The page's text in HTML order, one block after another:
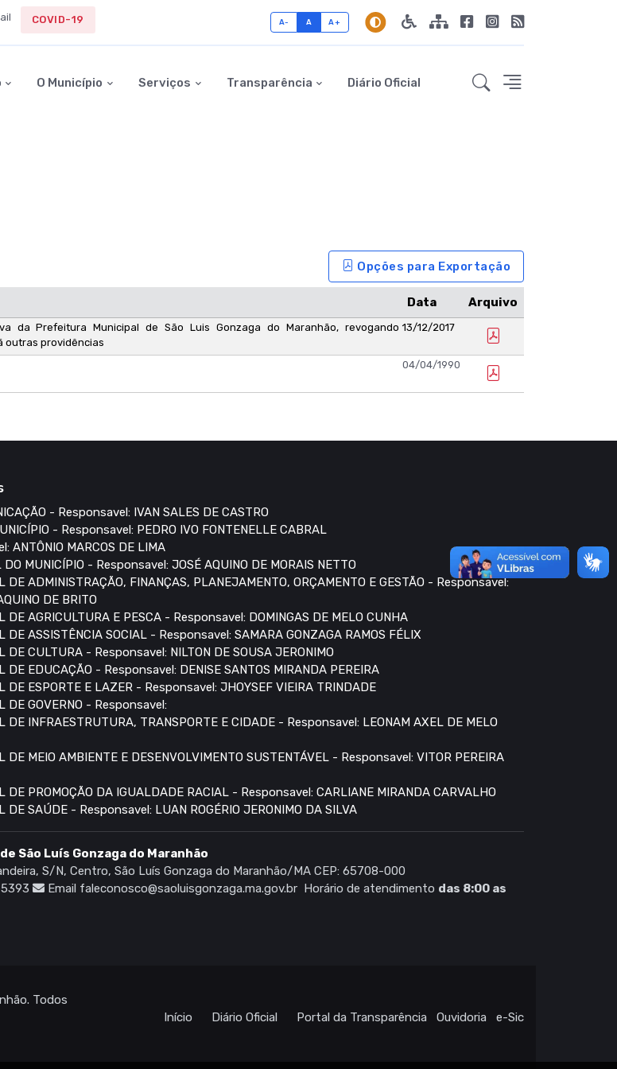
COVID-19 A- A A+
O Município Serviços Transparência Diário Oficial
Opções para Exportação
Data Arquivo
da Prefeitura Municipal de São Luis Gonzaga do Maranhão, revogando
outras providências
13/12/2017
04/04/1990
- Responsavel: IVAN SALES DE CASTRO
- Responsavel: PEDRO IVO FONTENELLE CABRAL
ANTÔNIO MARCOS DE LIMA
DO MUNICÍPIO - Responsavel: JOSÉ AQUINO DE MORAIS NETTO
DE ADMINISTRAÇÃO, FINANÇAS, PLANEJAMENTO, ORÇAMENTO E GESTÃO - Responsavel:
DE BRITO
DE AGRICULTURA E PESCA - Responsavel: DOMINGAS DE MELO CUNHA
DE ASSISTÊNCIA SOCIAL - Responsavel: SAMARA GONZAGA RAMOS FÉLIX
DE CULTURA - Responsavel: NILTON DE SOUSA JERONIMO
DE EDUCAÇÃO - Responsavel: DENISE SANTOS MIRANDA PEREIRA
DE ESPORTE E LAZER - Responsavel: JHOYSEF VIEIRA TRINDADE
DE GOVERNO - Responsavel:
DE INFRAESTRUTURA, TRANSPORTE E CIDADE - Responsavel: LEONAM AXEL DE MELO
DE MEIO AMBIENTE E DESENVOLVIMENTO SUSTENTÁVEL - Responsavel: VITOR PEREIRA
DE PROMOÇÃO DA IGUALDADE RACIAL - Responsavel: CARLIANE MIRANDA CARVALHO
DE SAÚDE - Responsavel: LUAN ROGÉRIO JERONIMO DA SILVA
São Luís Gonzaga do Maranhão
S/N, Centro, São Luís Gonzaga do Maranhão/MA CEP: 65708-000
Email faleconosco@saoluisgonzaga.ma.gov.br Horário de atendimento das 8:00 as
Todos
Início Diário Oficial Portal da Transparência Ouvidoria e-Sic